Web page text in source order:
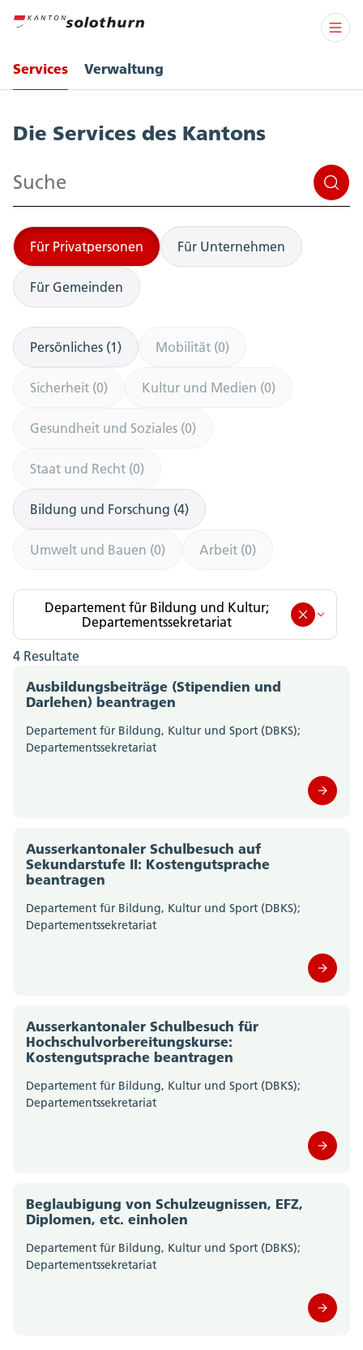
Services Verwaltung
Die Services des Kantons
Suchen
Für Privatpersonen Für Unternehmen
Für Gemeinden
Persönliches (1) Mobilität (0)
Sicherheit (0) Kultur und Medien (0)
Gesundheit und Soziales (0)
Staat und Recht (0)
Bildung und Forschung (4)
Umwelt und Bauen (0) Arbeit (0)
Departement für Bildung und Kultur;
Departementssekretariat
Departement für Bildung und Kultur;
Departementssekretariat (4)
(0)
Amt für Gesellschaft und Soziales (0)
Amt für Kultur und Sport (0)
Amt für Raumplanung (0)
Amt für Umwelt (0)
Amt für Wirtschaft und Arbeit (0)
Amtschreiberei (0)
4 Resultate
Ausbildungsbeiträge (Stipendien und
Darlehen) beantragen
Departement für Bildung, Kultur und Sport (DBKS);
Departementssekretariat
Ausserkantonaler Schulbesuch auf
Sekundarstufe II: Kostengutsprache
beantragen
Departement für Bildung, Kultur und Sport (DBKS);
Departementssekretariat
Ausserkantonaler Schulbesuch für
Hochschulvorbereitungskurse:
Kostengutsprache beantragen
Departement für Bildung, Kultur und Sport (DBKS);
Departementssekretariat
Beglaubigung von Schulzeugnissen, EFZ,
Diplomen, etc. einholen
Departement für Bildung, Kultur und Sport (DBKS);
Departementssekretariat